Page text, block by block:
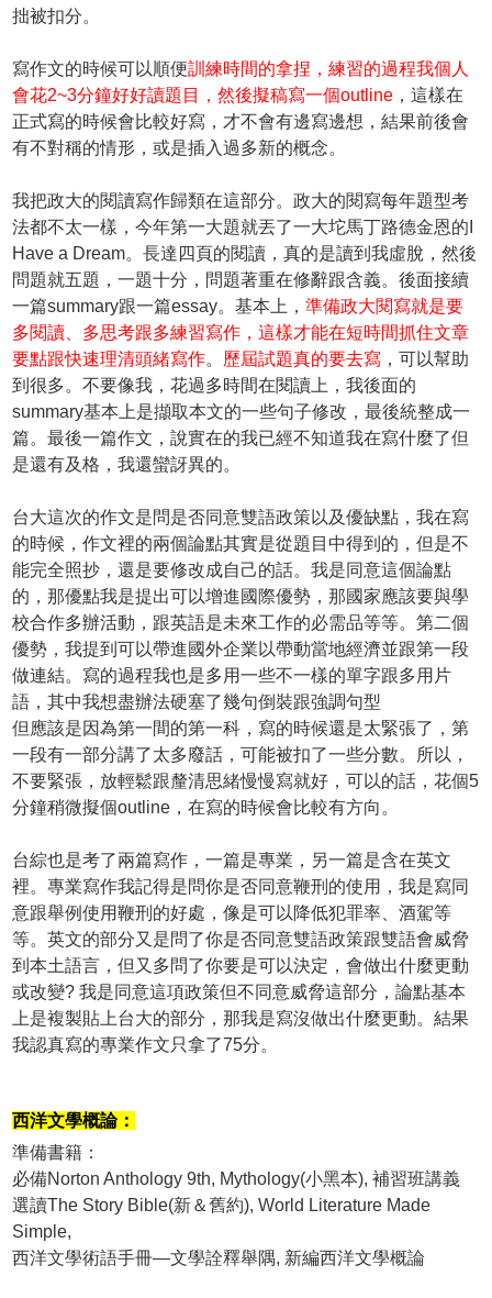
拙被扣分。
寫作文的時候可以順便訓練時間的拿捏，練習的過程我個人
會花2~3分鐘好好讀題目，然後擬稿寫一個outline ，這樣在
正式寫的時候會比較好寫，才不會有邊寫邊想，結果前後會
有不對稱的情形，或是插入過多新的概念。
我把政大的閱讀寫作歸類在這部分。政大的閱寫每年題型考
法都不太一樣，今年第一大題就丟了一大坨馬丁路德金恩的I
Have a Dream。長達四頁的閱讀，真的是讀到我虛脫，然後
問題就五題，一題十分，問題著重在修辭跟含義。後面接續
一篇summary跟一篇essay。基本上，準備政大閱寫就是要
多閱讀、多思考跟多練習寫作，這樣才能在短時間抓住文章
要點跟快速理清頭緒寫作。 歷屆試題真的要去寫 ，可以幫助
到很多。不要像我，花過多時間在閱讀上，我後面的
summary基本上是擷取本文的一些句子修改，最後統整成一
篇。最後一篇作文，說實在的我已經不知道我在寫什麼了但
是還有及格，我還蠻訝異的。
台大這次的作文是問是否同意雙語政策以及優缺點，我在寫
的時候，作文裡的兩個論點其實是從題目中得到的，但是不
能完全照抄，還是要修改成自己的話。我是同意這個論點
的，那優點我是提出可以增進國際優勢，那國家應該要與學
校合作多辦活動，跟英語是未來工作的必需品等等。第二個
優勢，我提到可以帶進國外企業以帶動當地經濟並跟第一段
做連結。寫的過程我也是多用一些不一樣的單字跟多用片
語，其中我想盡辦法硬塞了幾句倒裝跟強調句型
但應該是因為第一間的第一科，寫的時候還是太緊張了，第
一段有一部分講了太多廢話，可能被扣了一些分數。所以，
不要緊張，放輕鬆跟釐清思緒慢慢寫就好，可以的話，花個5
分鐘稍微擬個outline，在寫的時候會比較有方向。
台綜也是考了兩篇寫作，一篇是專業，另一篇是含在英文
裡。專業寫作我記得是問你是否同意鞭刑的使用，我是寫同
意跟舉例使用鞭刑的好處，像是可以降低犯罪率、酒駕等
等。英文的部分又是問了你是否同意雙語政策跟雙語會威脅
到本土語言，但又多問了你要是可以決定，會做出什麼更動
或改變? 我是同意這項政策但不同意威脅這部分，論點基本
上是複製貼上台大的部分，那我是寫沒做出什麼更動。結果
我認真寫的專業作文只拿了75分。
西洋文學概論：
準備書籍：
必備Norton Anthology 9th, Mythology(小黑本), 補習班講義
選讀The Story Bible(新＆舊約), World Literature Made
Simple,
西洋文學術語手冊—文學詮釋舉隅, 新編西洋文學概論